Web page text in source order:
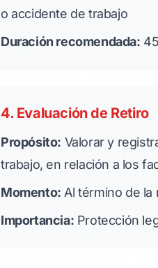
o accidente de trabajo
Duración recomendada:
4. Evaluación de Retiro
Propósito: Valorar y
trabajo, en relación a los
Momento: Al término de la
Importancia: Protección